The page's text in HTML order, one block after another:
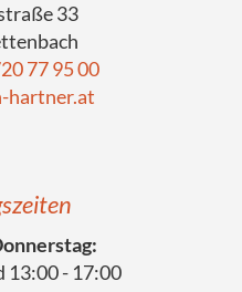
33
77 95 00
hartner.at
13:00 - 17:00